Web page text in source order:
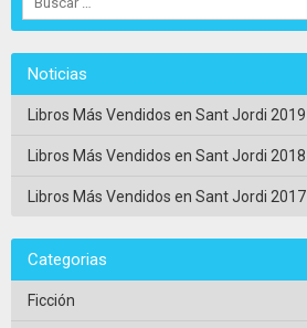
Noticias
Libros Más Vendidos en Sant Jordi 2019
Libros Más Vendidos en Sant Jordi 2018
Libros Más Vendidos en Sant Jordi 2017
Categorias
Ficción